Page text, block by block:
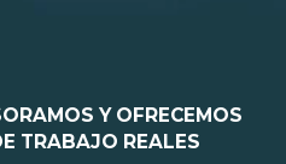
Y OFRECEMOS
TRABAJO REALES